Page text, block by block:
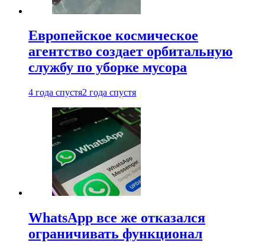
Европейское космическое
агентство создает орбитальную
службу по уборке мусора
4 года спустя2 года спустя
WhatsApp все же отказался
ограничивать функционал